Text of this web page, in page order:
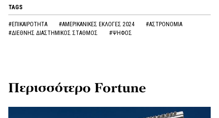
TAGS
#ΕΠΙΚΑΙΡΟΤΗΤΑ #ΑΜΕΡΙΚΑΝΙΚΕΣ ΕΚΛΟΓΕΣ 2024
#ΑΣΤΡΟΝΟΜΙΑ
#ΔΙΕΘΝΗΣ ΔΙΑΣΤΗΜΙΚΟΣ ΣΤΑΘΜΟΣ
#ΨΗΦΟΣ
Περισσότερο Fortune